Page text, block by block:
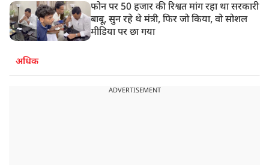
फोन पर 50 हजार की रिश्वत मांग रहा था सरकारी
बाबू, सुन रहे थे मंत्री, फिर जो किया, वो सोशल
मीडिया पर छा गया
अधिक
ADVERTISEMENT